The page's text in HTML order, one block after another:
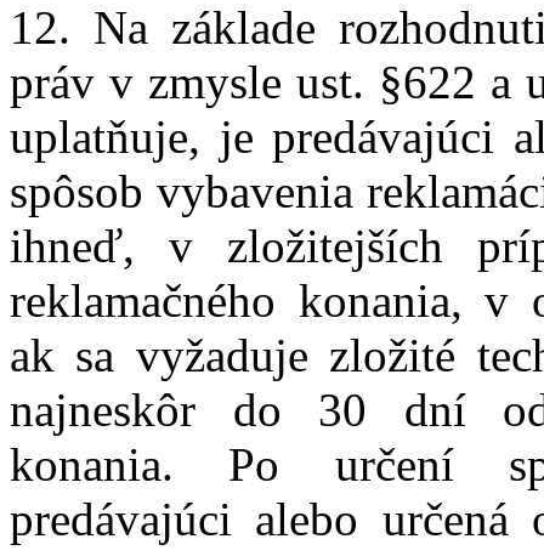
12. Na základe
práv v zmysle ust. §622 a
uplatňuje, je predávajúci
spôsob vybavenia
ihneď, v zložitejších
reklamačného konania, v
ak sa vyžaduje zložité
najneskôr do 30 dní
konania. Po určení
predávajúci alebo